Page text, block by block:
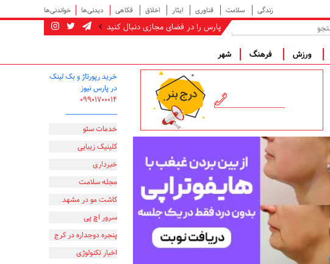
زندگی سلامت فناوری ایثار اخلاق فکاهی دیدنی‌ها خواندنی‌ها
پارس را در فضای مجازی دنبال کنید
ورزش فرهنگ شهر
خرید رپورتاژ و بک لینک
در پارس نیوز
۰۹۹۰۱۷۰۰۰۱۴
_________________
خدمات سئو
کلینیک زیبایی
خبرداری
مجله سلامت
کاشت مو در مشهد
سرور اچ پی
پنجره دوجداره در کرج
اخبار تکنولوژی